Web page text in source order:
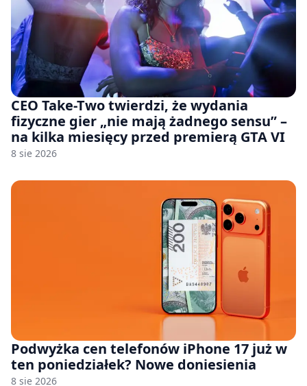
CEO Take-Two twierdzi, że wydania
fizyczne gier „nie mają żadnego sensu” –
na kilka miesięcy przed premierą GTA VI
8 sie 2026
Podwyżka cen telefonów iPhone 17 już w
ten poniedziałek? Nowe doniesienia
8 sie 2026